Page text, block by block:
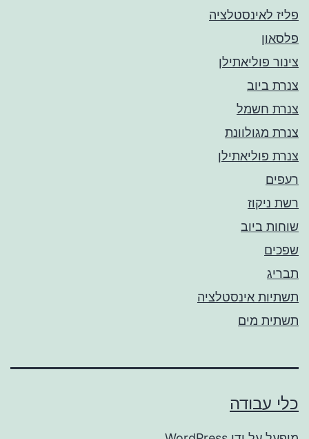
פליז לאינסטלציה
פלסאון
צינור פוליאתילן
צנרת ביוב
צנרת חשמל
צנרת מגולוונת
צנרת פוליאתילן
רעפים
רשת ניקוז
שוחות ביוב
שפכים
תבריג
תשתיות אינסטלציה
תשתית מים
כלי עבודה